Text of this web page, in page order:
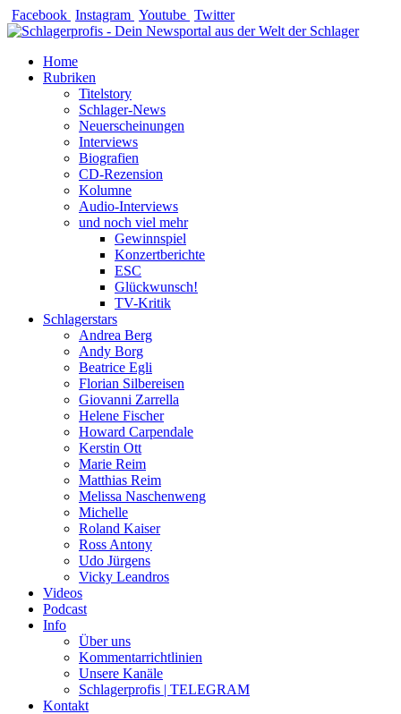
Zum
Inhalt
Facebook Instagram Youtube Twitter
Home
Rubriken
Titelstory
Schlager-News
Neuerscheinungen
Interviews
Biografien
CD-Rezension
Kolumne
Audio-Interviews
und noch viel mehr
Gewinnspiel
Konzertberichte
ESC
Glückwunsch!
TV-Kritik
Schlagerstars
Andrea Berg
Andy Borg
Beatrice Egli
Florian Silbereisen
Giovanni Zarrella
Helene Fischer
Howard Carpendale
Kerstin Ott
Marie Reim
Matthias Reim
Melissa Naschenweng
Michelle
Roland Kaiser
Ross Antony
Udo Jürgens
Vicky Leandros
Videos
Podcast
Info
Über uns
Kommentarrichtlinien
Unsere Kanäle
Schlagerprofis | TELEGRAM
Kontakt